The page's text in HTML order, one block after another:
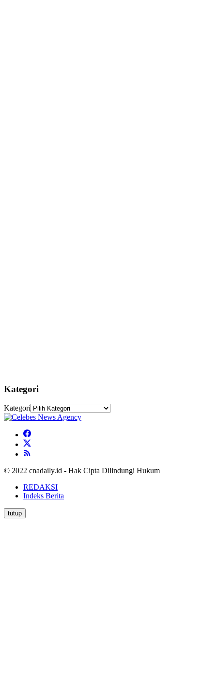
Kategori
Kategori
© 2022 cnadaily.id - Hak Cipta Dilindungi Hukum
REDAKSI
Indeks Berita
tutup